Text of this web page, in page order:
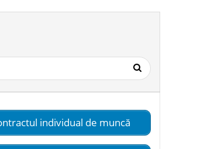
individual de muncă